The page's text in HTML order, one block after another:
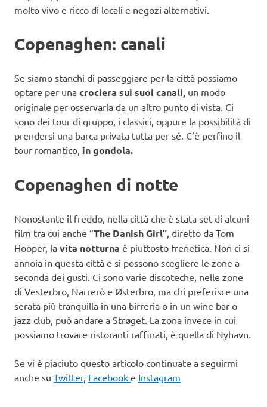
molto vivo e ricco di locali e negozi alternativi.
Copenaghen: canali
Se siamo stanchi di passeggiare per la città possiamo
optare per una crociera sui suoi canali, un modo
originale per osservarla da un altro punto di vista. Ci
sono dei tour di gruppo, i classici, oppure la possibilità di
prendersi una barca privata tutta per sé. C’è perfino il
tour romantico, in gondola.
Copenaghen di notte
Nonostante il freddo, nella città che è stata set di alcuni
film tra cui anche “The Danish Girl”, diretto da Tom
Hooper, la vita notturna è piuttosto frenetica. Non ci si
annoia in questa città e si possono scegliere le zone a
seconda dei gusti. Ci sono varie discoteche, nelle zone
di Vesterbro, Narrerò e Østerbro, ma chi preferisce una
serata più tranquilla in una birreria o in un wine bar o
jazz club, può andare a Strøget. La zona invece in cui
possiamo trovare ristoranti raffinati, è quella di Nyhavn.
Se vi è piaciuto questo articolo continuate a seguirmi
anche su Twitter, Facebook e Instagram